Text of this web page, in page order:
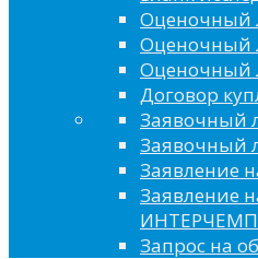
Оценочный
Оценочный
Оценочный
Договор
Заявочный
Заявочный
Заявление
Заявление
Запрос на